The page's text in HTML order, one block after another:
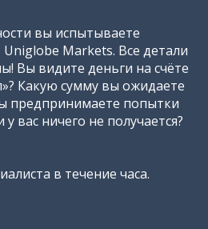
вы испытываете
Markets. Все детали
Вы видите деньги на счёте
Какую сумму вы ожидаете
предпринимаете попытки
вас ничего не получается?
в течение часа.